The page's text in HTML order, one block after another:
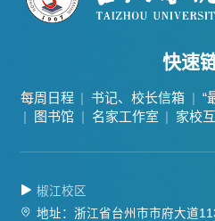
快速
每周日程 书记、校长信箱
“
图书馆
名家工作室 家校
椒江校区
地址：浙江省台州市市府大道